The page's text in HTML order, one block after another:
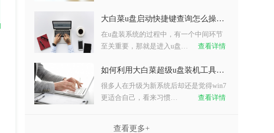
大白菜u盘启动快捷键查询怎么操作？
在u盘装系统的过程中，有一个中间环节
至关重要，那就是进入u盘…
查看详情
如何利用大白菜超级u盘装机工具重装系统win7？
很多人在升级为新系统后却还是觉得win7
更适合自己，看来习惯…
查看详情
查看更多+